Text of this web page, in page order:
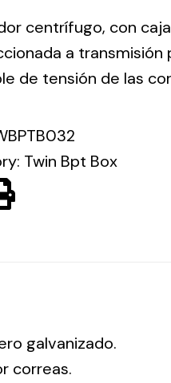
into
group
a greater
of
centrífugo, con
a transmisión
de tensión de las
Twin Bpt Box
galvanizado.
correas.